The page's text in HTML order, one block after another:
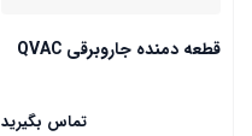
قطعه دمنده جاروبرقی QVAC
تماس بگیرید